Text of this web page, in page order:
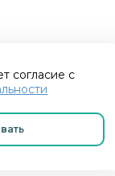
согласие с